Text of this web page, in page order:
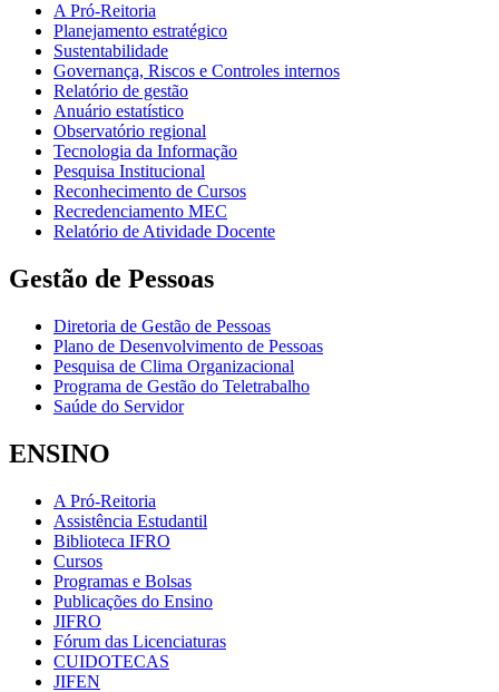
A Pró-Reitoria
Planejamento estratégico
Sustentabilidade
Governança, Riscos e Controles internos
Relatório de gestão
Anuário estatístico
Observatório regional
Tecnologia da Informação
Pesquisa Institucional
Reconhecimento de Cursos
Recredenciamento MEC
Relatório de Atividade Docente
Gestão de Pessoas
Diretoria de Gestão de Pessoas
Plano de Desenvolvimento de Pessoas
Pesquisa de Clima Organizacional
Programa de Gestão do Teletrabalho
Saúde do Servidor
ENSINO
A Pró-Reitoria
Assistência Estudantil
Biblioteca IFRO
Cursos
Programas e Bolsas
Publicações do Ensino
JIFRO
Fórum das Licenciaturas
CUIDOTECAS
JIFEN